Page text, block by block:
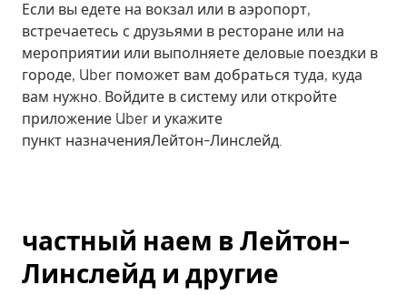
Если вы едете на вокзал или в аэропорт,
встречаетесь с друзьями в ресторане или на
мероприятии или выполняете деловые поездки в
городе, Uber поможет вам добраться туда, куда
вам нужно. Войдите в систему или откройте
приложение Uber и укажите
пункт назначенияЛейтон-Линслейд.
частный наем в Лейтон-
Линслейд и другие